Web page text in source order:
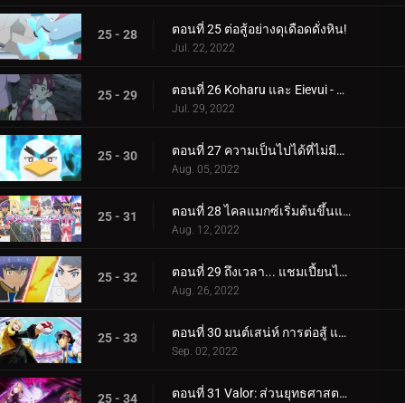
25 - 28 ตอนที่ 25 ต่อสู้อย่างดุเดือดดั่งหิน!
Jul. 22, 2022
25 - 29 ตอนที่ 26 Koharu และ Eievui - ปาฏิหาริย์แห่งวิวัฒนาการ
Jul. 29, 2022
25 - 30 ตอนที่ 27 ความเป็นไปได้ที่ไม่มีที่สิ้นสุด!
Aug. 05, 2022
25 - 31 ตอนที่ 28 ไคลแมกซ์เริ่มต้นขึ้นแล้ว! ประสบการณ์การแข่งขันระดับปรมาจารย์ของ Satoshi!!
Aug. 12, 2022
25 - 32 ตอนที่ 29 ถึงเวลา... แชมเปี้ยนไทม์! (1)
Aug. 26, 2022
25 - 33 ตอนที่ 30 มนต์เสน่ห์ การต่อสู้ และความสับสน! (2)
Sep. 02, 2022
25 - 34 ตอนที่ 31 Valor: ส่วนยุทธศาสตร์ของการต่อสู้! (3)